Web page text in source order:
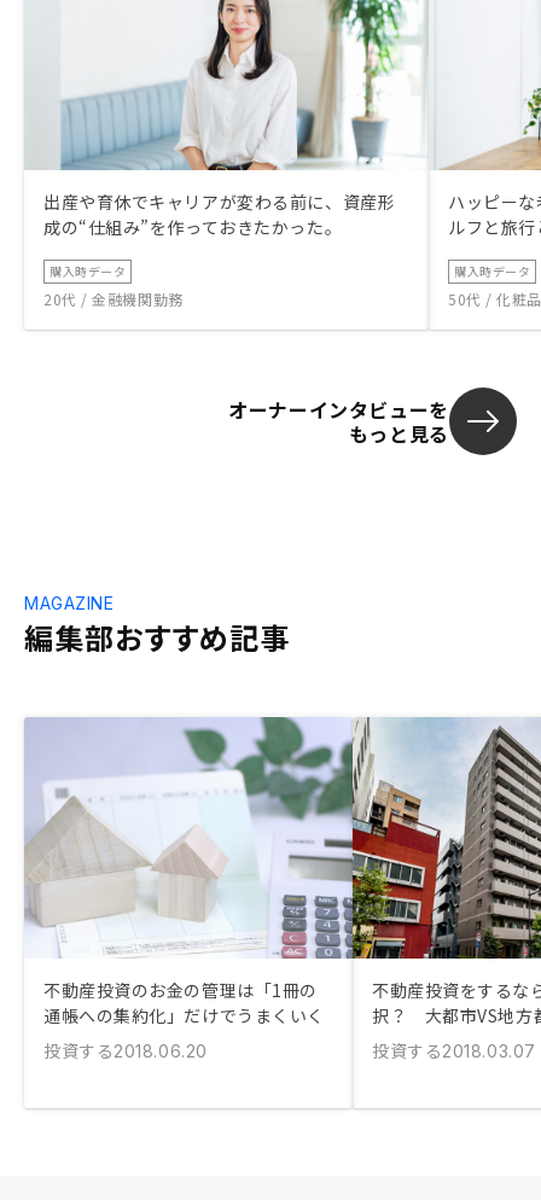
出産や育休でキャリアが変わる前に、資産形
成の“仕組み”を作っておきたかった。
購入時データ
20代 / 金融機関勤務
ハッピー
ルフと旅
購入時データ
50代 / 化粧
オーナーインタビューを
もっと見る
編集部おすすめ記事
MAGAZINE
不動産投資のお金の管理は「1冊の
通帳への集約化」だけでうまくいく
投資する2018.06.20
不動産投資をするな
択？ 大都市VS地方
投資する2018.03.07